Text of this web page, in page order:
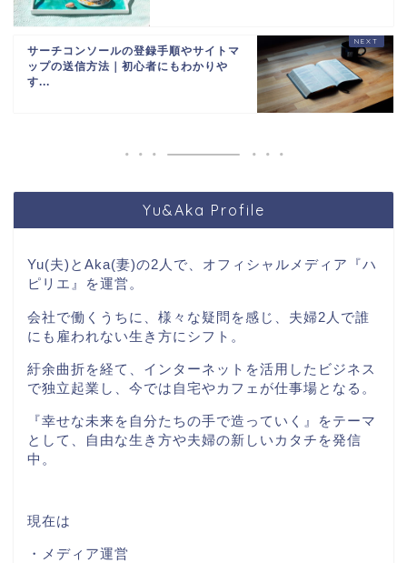
サーチコンソールの登録手順やサイトマ
ップの送信方法｜初心者にもわかりや
す...
Yu&Aka Profile
Yu(夫)と Aka(妻)の2 人で、オフィシャルメディア『ハ
ピリエ』を運営。
会社で働くうちに、様々な疑問を感じ、夫婦2 人で誰
にも雇われない生き方にシフト。
紆余曲折を経て、インターネットを活用したビジネス
で独立起業し、今では自宅やカフェが仕事場となる。
『幸せな未来を自分たちの手で造っていく』をテーマ
として、自由な生き方や夫婦の新しいカタチを発信
中。
現在は
・メディア運営